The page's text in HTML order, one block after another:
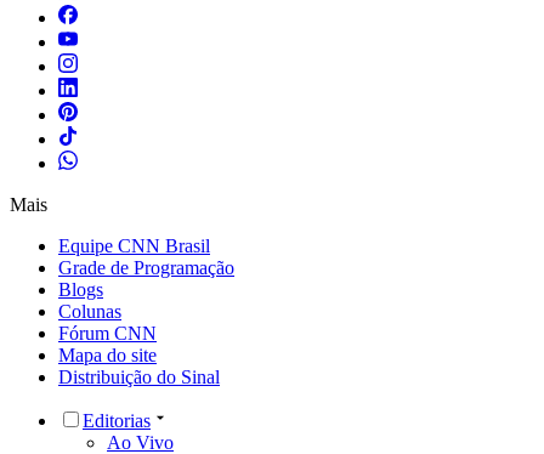
Mais
Equipe CNN Brasil
Grade de Programação
Blogs
Colunas
Fórum CNN
Mapa do site
Distribuição do Sinal
Editorias
Ao Vivo